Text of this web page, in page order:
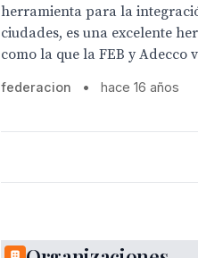
herramienta para la
ciudades, es una excelente
como la que la FEB y Adecco
federacion • hace 16 años